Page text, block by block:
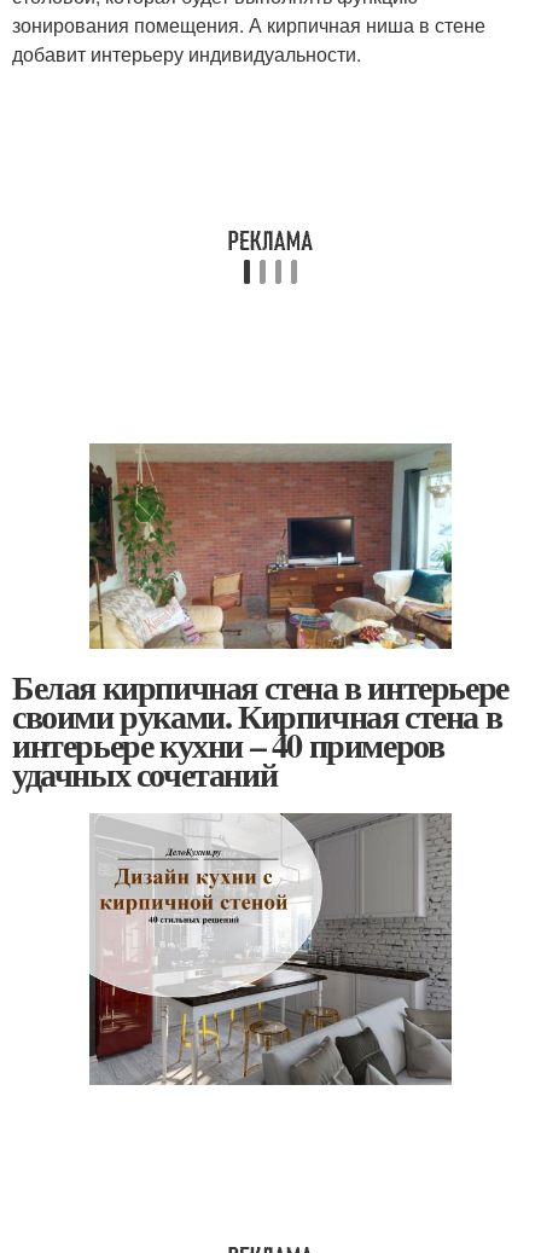
зонирования помещения. А кирпичная ниша в стене
добавит интерьеру индивидуальности.
Белая кирпичная стена в интерьере
своими руками. Кирпичная стена в
интерьере кухни – 40 примеров
удачных сочетаний